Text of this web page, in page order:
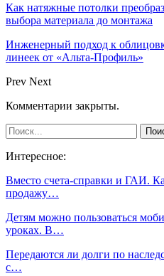
Как натяжные потолки
выбора материала до монтажа
Инженерный подход к
линеек от «Альта-Профиль»
Prev Next
Комментарии закрыты.
Интересное:
Вместо счета-справки и ГАИ.
продажу…
Детям можно пользоваться
уроках. В…
Передаются ли долги по
с…